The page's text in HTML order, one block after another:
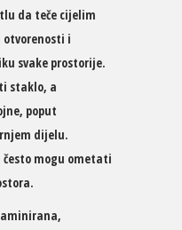
da teče cijelim
otvorenosti i
svake prostorije.
staklo, a
poput
dijelu.
mogu ometati